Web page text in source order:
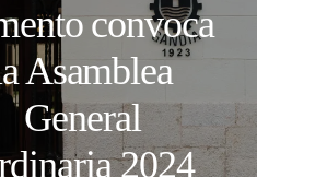
convoca
Asamblea
General
2024